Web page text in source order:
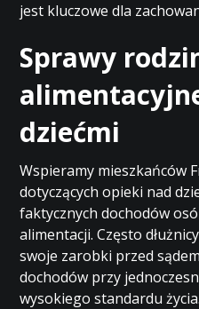
jest kluczowe dla
Sprawy
dziećmi
Wspieramy mieszkańców
dotyczących opieki nad
faktycznych dochodów
alimentacji. Często
swoje zarobki przed
dochodów przy
wysokiego standardu